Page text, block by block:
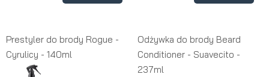
Prestyler do brody Rogue -
Cyrulicy - 140ml
Odżywka do brody Beard
Conditioner - Suavecito -
237ml